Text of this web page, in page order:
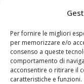
Per fornire le migliori
per memorizzare e/o
consenso a queste
comportamento di
acconsentire o ritirare il
caratteristiche e funzioni.